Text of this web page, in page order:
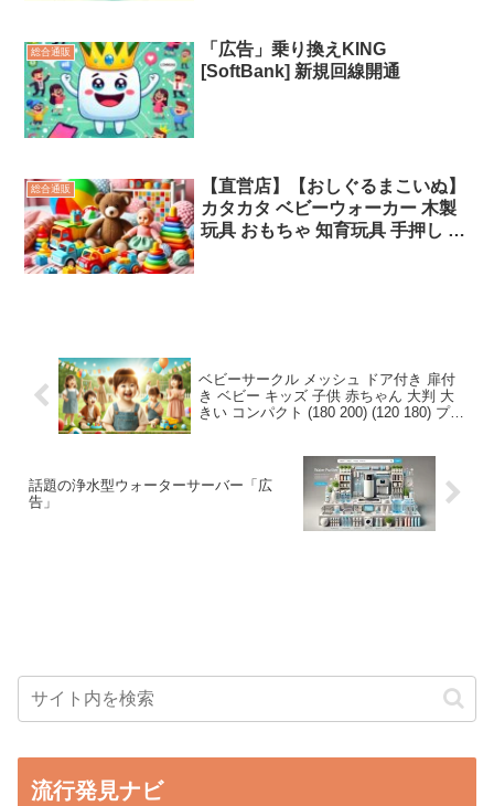
足痩せ 姿勢矯正 歩行矯正「広
告」
総合通販
「広告」乗り換えKING
[SoftBank] 新規回線開通
総合通販
【直営店】【おしぐるまこいぬ】
カタカタ ベビーウォーカー 木製
玩具 おもちゃ 知育玩具 手押し 赤
ベビーサークル メッシュ ドア付き 扉付
き ベビー キッズ 子供 赤ちゃん 大判 大
きい コンパクト (180 200) (120 180) プレ
話題の浄水型ウォーターサーバー「広
告」
流行発見ナビ